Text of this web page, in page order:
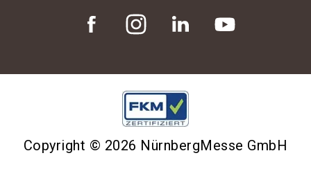
Copyright © 2026 NürnbergMesse GmbH